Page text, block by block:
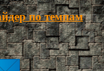
по темпам